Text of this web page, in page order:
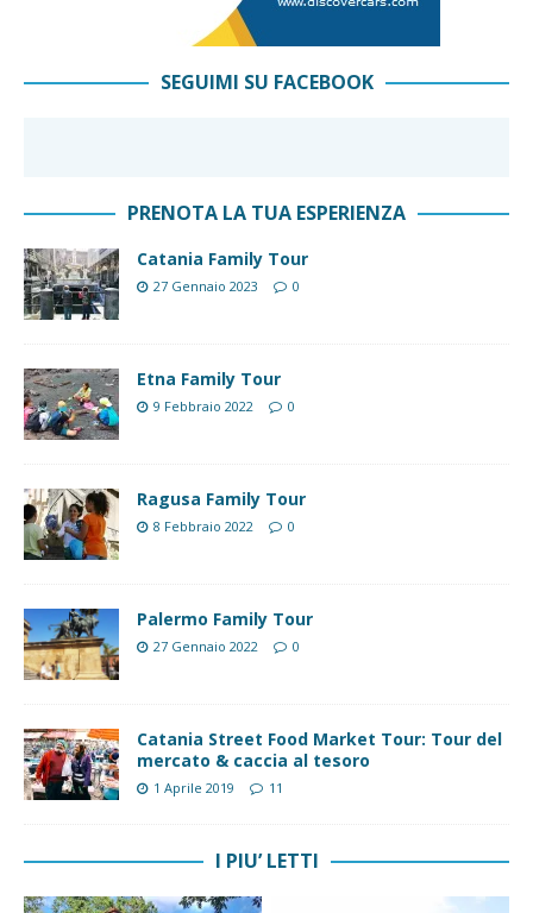
SEGUIMI SU FACEBOOK
PRENOTA LA TUA ESPERIENZA
Catania Family Tour
27 Gennaio 2023 0
Etna Family Tour
9 Febbraio 2022 0
Ragusa Family Tour
8 Febbraio 2022 0
Palermo Family Tour
27 Gennaio 2022 0
Catania Street Food Market Tour: Tour del
mercato & caccia al tesoro
1 Aprile 2019 11
I PIU’ LETTI